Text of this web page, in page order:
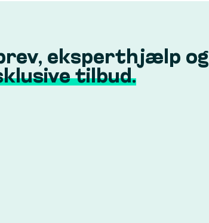
eksperthjælp og
tilbud.